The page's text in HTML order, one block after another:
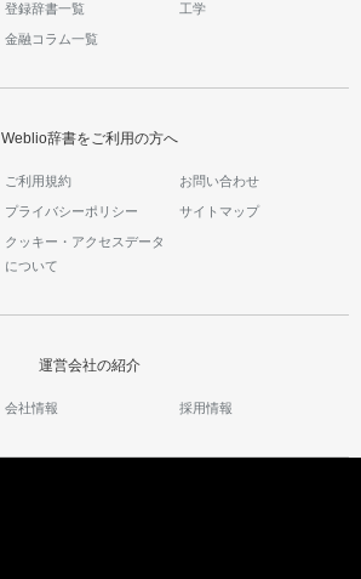
登録辞書一覧 工学
金融コラム一覧
Weblio辞書をご利用の方へ
ご利用規約 お問い合わせ
プライバシーポリシー サイトマップ
クッキー・アクセスデータ
について
運営会社の紹介
会社情報 採用情報